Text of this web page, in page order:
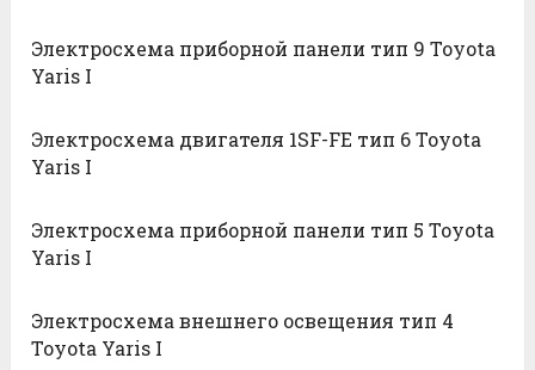
Электросхема приборной панели тип 9 Toyota
Yaris I
Электросхема двигателя 1SF-FE тип 6 Toyota
Yaris I
Электросхема приборной панели тип 5 Toyota
Yaris I
Электросхема внешнего освещения тип 4
Toyota Yaris I